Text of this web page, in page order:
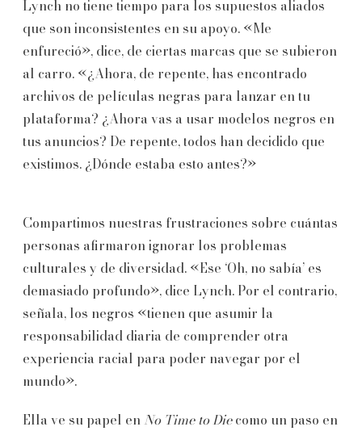
Lynch no tiene tiempo para los supuestos aliados
que son inconsistentes en su apoyo. «Me
enfureció», dice, de ciertas marcas que se subieron
al carro. «¿Ahora, de repente, has encontrado
archivos de películas negras para lanzar en tu
plataforma? ¿Ahora vas a usar modelos negros en
tus anuncios? De repente, todos han decidido que
existimos. ¿Dónde estaba esto antes?»
Compartimos nuestras frustraciones sobre cuántas
personas afirmaron ignorar los problemas
culturales y de diversidad. «Ese ‘Oh, no sabía’ es
demasiado profundo», dice Lynch. Por el contrario,
señala, los negros «tienen que asumir la
responsabilidad diaria de comprender otra
experiencia racial para poder navegar por el
mundo».
Ella ve su papel en No Time to Diecomo un paso en